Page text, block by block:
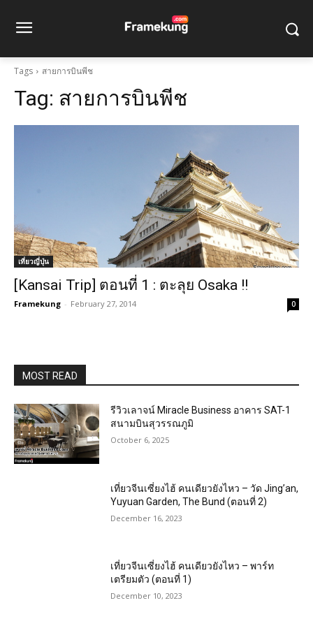
Tags สายการบินพีช
Tag: สายการบินพีช
เที่ยวญี่ปุ่น
[Kansai Trip] ตอนที่ 1 : ตะลุย Osaka !!
Framekung - February 27, 2014 0
MOST READ
รีวิวเลาจน์ Miracle Business อาคาร SAT-1
สนามบินสุวรรณภูมิ
October 6, 2025
เที่ยวจีนเซี่ยงไฮ้ คนเดียวยังไหว – วัด Jing’an,
Yuyuan Garden, The Bund (ตอนที่ 2)
December 16, 2023
เที่ยวจีนเซี่ยงไฮ้ คนเดียวยังไหว – พาร์ท
เตรียมตัว (ตอนที่ 1)
December 10, 2023